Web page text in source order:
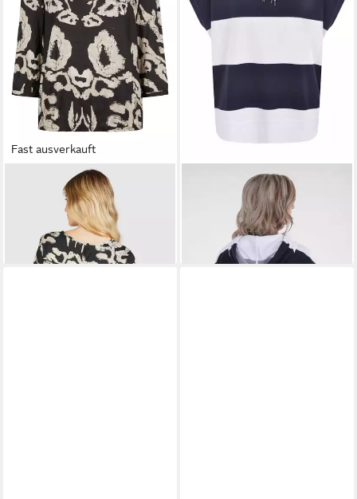
Fast ausverkauft
NAVIGAZIONETunika mit
Allovermuster
NAVIGAZIONESweatshirt (1-
tlg) mit Kapuze
UVP49,95 €